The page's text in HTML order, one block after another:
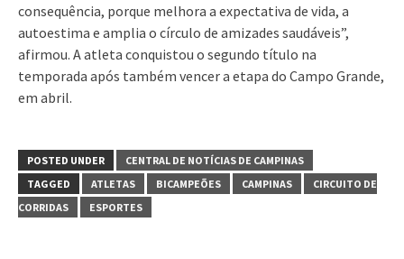
consequência, porque melhora a expectativa de vida, a
autoestima e amplia o círculo de amizades saudáveis”,
afirmou. A atleta conquistou o segundo título na
temporada após também vencer a etapa do Campo Grande,
em abril.
POSTED UNDER
CENTRAL DE NOTÍCIAS DE CAMPINAS
TAGGED
ATLETAS BICAMPEÕES CAMPINAS
CIRCUITO DE
CORRIDAS
ESPORTES